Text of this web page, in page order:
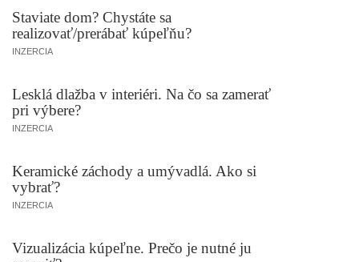
Staviate dom? Chystáte sa
realizovať/prerábať kúpeľňu?
INZERCIA
Lesklá dlažba v interiéri. Na čo sa zamerať
pri výbere?
INZERCIA
Keramické záchody a umývadlá. Ako si
vybrať?
INZERCIA
Vizualizácia kúpeľne. Prečo je nutné ju